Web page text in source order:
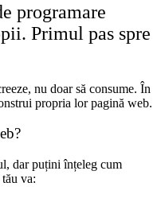
programare
Primul pas spre
nu doar să consume. În
propria lor pagină web.
dar puțini înțeleg cum
va: